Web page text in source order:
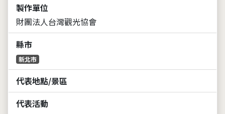
製作單位
財團法人台灣觀光協會
縣市
新北市
代表地點/景區
代表活動